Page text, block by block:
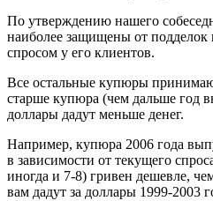
По утверждению нашего
наиболее защищены от
спросом у его клиентов.
Все остальные купюры
старше купюра (чем дальше год
доллары дадут меньше денег.
Например, купюра 2006 года
в зависимости от текущего
иногда и 7-8) гривен дешевле,
вам дадут за доллары 1999-2003